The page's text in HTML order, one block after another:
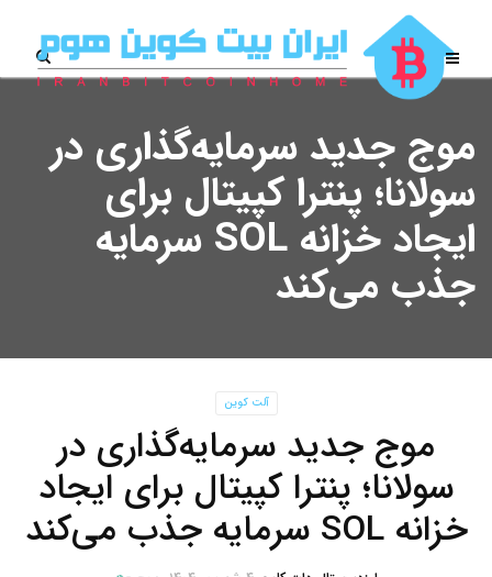
موج جدید سرمایه‌گذاری در
سولانا؛ پنترا کپیتال برای
ایجاد خزانه SOL سرمایه
جذب می‌کند
آلت کوین
موج جدید سرمایه‌گذاری در
سولانا؛ پنترا کپیتال برای ایجاد
خزانه SOL سرمایه جذب می‌کند